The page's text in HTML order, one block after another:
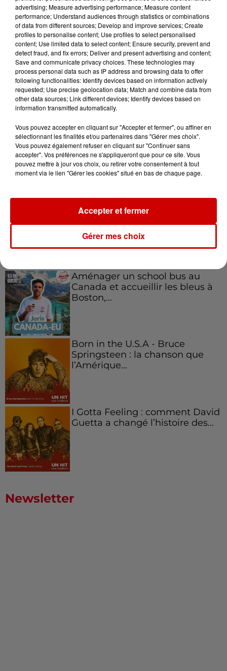
Destination Vacances - Gagnez
votre séjour en famille au cœur
de la...
Destination Vacances : inscrivez-
vous !
Podcasts
Kelly Massol, figure
emblématique de
Aménager un school bus au
Canada et accueillir les bleus à
Boston,...
Born in the U.S.A - Bruce
Springsteen : la chanson que
l’Amérique...
I Gotta Feeling : comment David
Guetta a changé l’histoire des...
Newsletter
advertising; Measure advertising performance; Measure content
performance; Understand audiences through statistics or combinations
of data from different sources; Develop and improve services; Create
profiles to personalise content; Use profiles to select personalised
content; Use limited data to select content; Ensure security, prevent and
detect fraud, and fix errors; Deliver and present advertising and content;
Save and communicate privacy choices. These technologies may
process personal data such as IP address and browsing data to offer
following functionalities: Identify devices based on information actively
requested; Use precise geolocation data; Match and combine data from
other data sources; Link different devices; Identify devices based on
information transmitted automatically.
Vous pouvez accepter en cliquant sur "Accepter et fermer", ou affiner en
sélectionnant les finalités et/ou partenaires dans "Gérer mes choix".
Vous pouvez également refuser en cliquant sur "Continuer sans
accepter". Vos préférences ne s'appliqueront que pour ce site. Vous
pouvez mettre à jour vos choix, ou retirer votre consentement à tout
moment via le lien "Gérer les cookies" situé en bas de chaque page.
Gérer mes choix
Accepter et fermer